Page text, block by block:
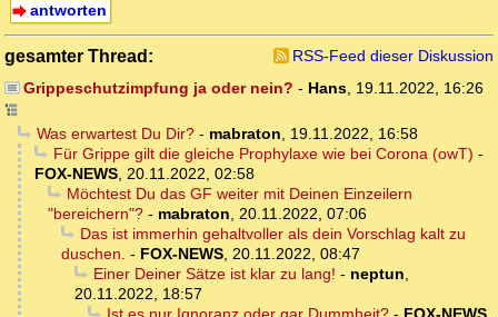
antworten
gesamter Thread:
RSS-Feed dieser Diskussion
Grippeschutzimpfung ja oder nein? - Hans, 19.11.2022, 16:26
Was erwartest Du Dir?- mabraton, 19.11.2022, 16:58
Für Grippe gilt die gleiche Prophylaxe wie bei Corona (owT) -
FOX-NEWS, 20.11.2022, 02:58
Möchtest Du das GF weiter mit Deinen Einzeilern
"bereichern"? - mabraton, 20.11.2022, 07:06
Das ist immerhin gehaltvoller als dein Vorschlag kalt zu
duschen. - FOX-NEWS, 20.11.2022, 08:47
Einer Deiner Sätze ist klar zu lang! - neptun,
20.11.2022, 18:57